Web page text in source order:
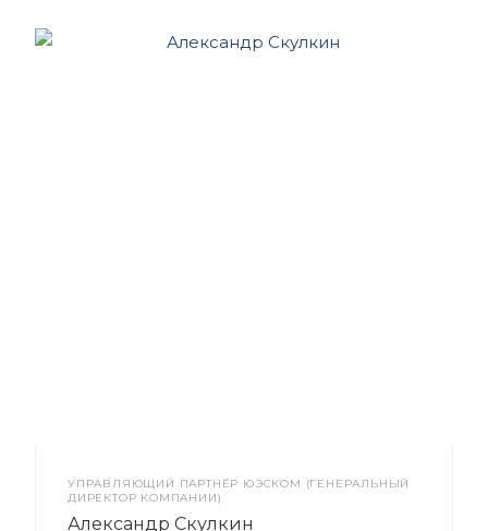
УПРАВЛЯЮЩИЙ ПАРТНЁР ЮЭСКОМ (ГЕНЕРАЛЬНЫЙ
ДИРЕКТОР КОМПАНИИ)
Александр Скулкин